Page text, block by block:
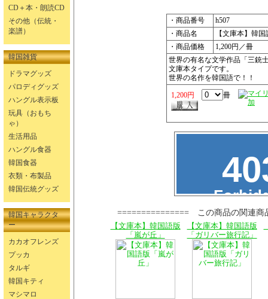
CD＋本・朗読CD
その他（伝統・
楽譜）
韓国雑貨
ドラマグッズ
パロディグッズ
ハングル表示板
玩具（おもち
ゃ）
生活用品
ハングル食器
韓国食器
衣類・布製品
韓国伝統グッズ
韓国キャラクタ
ー
カカオフレンズ
プッカ
タルギ
韓国キティ
マシマロ
・商品番号
h507
・商品名
【文庫本】韓
・商品価格
1,200円／冊
世界の有名な文学作品「三銃
文庫本タイプです。
世界の名作を韓国語で！！
1,200円 冊
=============== この商品の関連
【文庫本】韓国語版
「嵐が丘」
【文庫本】韓国語版
「ガリバー旅行記」